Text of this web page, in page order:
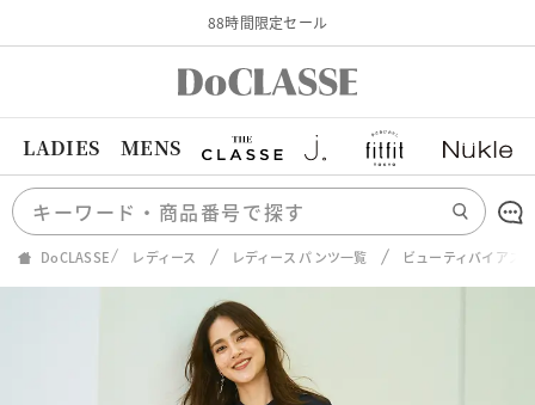
88時間限定セール
LADIES MENS
DoCLASSE レディース レディース パンツ一覧 ビューティバイアス